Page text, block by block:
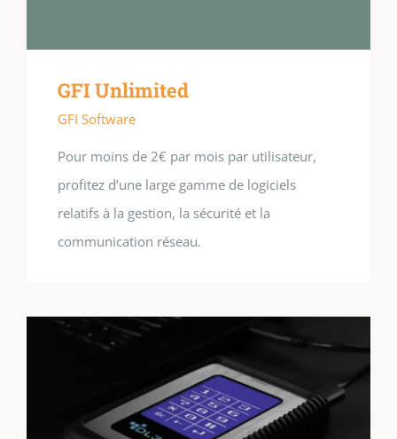
GFI Unlimited
GFI Software
Pour moins de 2€ par mois par utilisateur,
profitez d’une large gamme de logiciels
relatifs à la gestion, la sécurité et la
communication réseau.